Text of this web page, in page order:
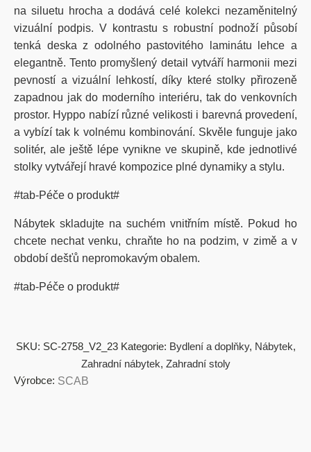
na siluetu hrocha a dodává celé kolekci nezaměnitelný
vizuální podpis. V kontrastu s robustní podnoží působí
tenká deska z odolného pastovitého laminátu lehce a
elegantně. Tento promyšlený detail vytváří harmonii mezi
pevností a vizuální lehkostí, díky které stolky přirozeně
zapadnou jak do moderního interiéru, tak do venkovních
prostor. Hyppo nabízí různé velikosti i barevná provedení,
a vybízí tak k volnému kombinování. Skvěle funguje jako
solitér, ale ještě lépe vynikne ve skupině, kde jednotlivé
stolky vytvářejí hravé kompozice plné dynamiky a stylu.
#tab-Péče o produkt#
Nábytek skladujte na suchém vnitřním místě. Pokud ho
chcete nechat venku, chraňte ho na podzim, v zimě a v
období dešťů nepromokavým obalem.
#tab-Péče o produkt#
SKU: SC-2758_V2_23 Kategorie: Bydlení a doplňky, Nábytek,
Zahradní nábytek, Zahradní stoly
Výrobce: SCAB